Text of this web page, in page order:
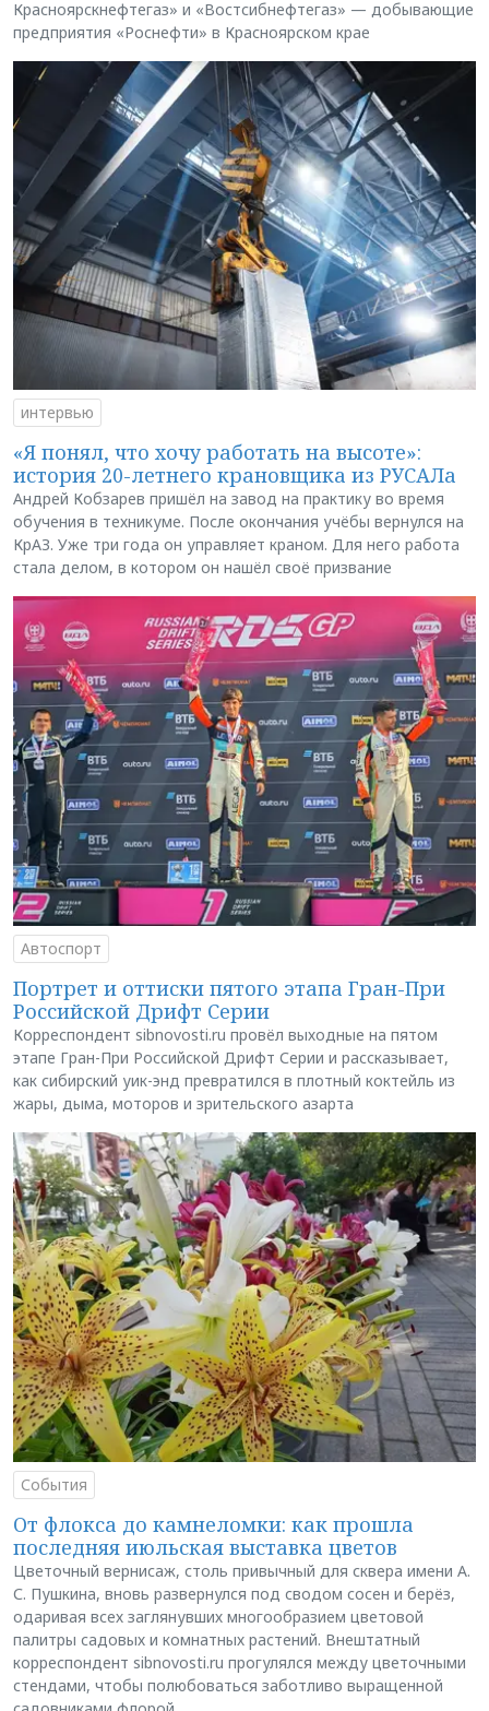
Красноярскнефтегаз» и «Востсибнефтегаз» — добывающие
предприятия «Роснефти» в Красноярском крае
интервью
«Я понял, что хочу работать на высоте»:
история 20-летнего крановщика из РУСАЛа
Андрей Кобзарев пришёл на завод на практику во время
обучения в техникуме. После окончания учёбы вернулся на
КрАЗ. Уже три года он управляет краном. Для него работа
стала делом, в котором он нашёл своё призвание
Автоспорт
Портрет и оттиски пятого этапа Гран-При
Российской Дрифт Серии
Корреспондент sibnovosti.ru провёл выходные на пятом
этапе Гран-При Российской Дрифт Серии и рассказывает,
как сибирский уик-энд превратился в плотный коктейль из
жары, дыма, моторов и зрительского азарта
События
От флокса до камнеломки: как прошла
последняя июльская выставка цветов
Цветочный вернисаж, столь привычный для сквера имени А.
С. Пушкина, вновь развернулся под сводом сосен и берёз,
одаривая всех заглянувших многообразием цветовой
палитры садовых и комнатных растений. Внештатный
корреспондент sibnovosti.ru прогулялся между цветочными
стендами, чтобы полюбоваться заботливо выращенной